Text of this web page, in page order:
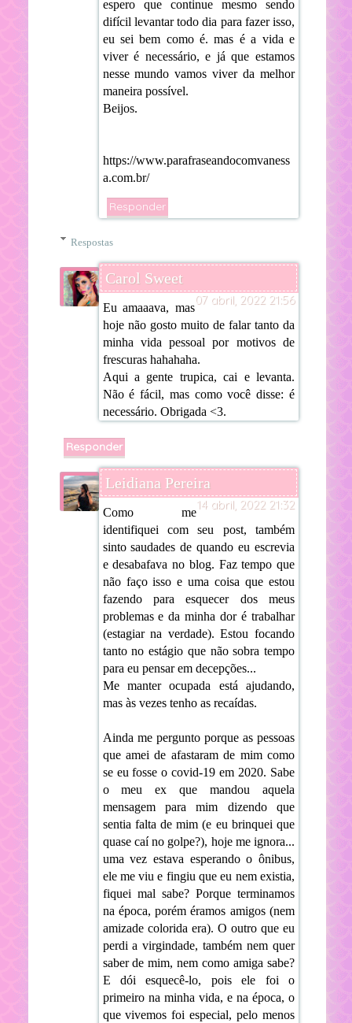
espero que continue mesmo sendo
difícil levantar todo dia para fazer isso,
eu sei bem como é. mas é a vida e
viver é necessário, e já que estamos
nesse mundo vamos viver da melhor
maneira possível.
Beijos.
https://www.parafraseandocomvaness
a.com.br/
Responder
Respostas
Carol Sweet
07 abril, 2022 21:56
Eu amaaava, mas
hoje não gosto muito de falar tanto da
minha vida pessoal por motivos de
frescuras hahahaha.
Aqui a gente trupica, cai e levanta.
Não é fácil, mas como você disse: é
necessário. Obrigada <3.
Responder
Leidiana Pereira
14 abril, 2022 21:32
Como me
identifiquei com seu post, também
sinto saudades de quando eu escrevia
e desabafava no blog. Faz tempo que
não faço isso e uma coisa que estou
fazendo para esquecer dos meus
problemas e da minha dor é trabalhar
(estagiar na verdade). Estou focando
tanto no estágio que não sobra tempo
para eu pensar em decepções...
Me manter ocupada está ajudando,
mas às vezes tenho as recaídas.
Ainda me pergunto porque as pessoas
que amei de afastaram de mim como
se eu fosse o covid-19 em 2020. Sabe
o meu ex que mandou aquela
mensagem para mim dizendo que
sentia falta de mim (e eu brinquei que
quase caí no golpe?), hoje me ignora...
uma vez estava esperando o ônibus,
ele me viu e fingiu que eu nem existia,
fiquei mal sabe? Porque terminamos
na época, porém éramos amigos (nem
amizade colorida era). O outro que eu
perdi a virgindade, também nem quer
saber de mim, nem como amiga sabe?
E dói esquecê-lo, pois ele foi o
primeiro na minha vida, e na época, o
que vivemos foi especial, pelo menos